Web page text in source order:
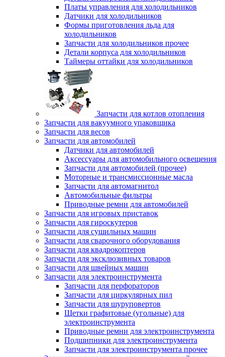
Платы управления для холодильников
Датчики для холодильников
Формы приготовления льда для
холодильников
Запчасти для холодильников прочее
Детали корпуса для холодильников
Таймеры оттайки для холодильников
Запчасти для котлов отопления
Запчасти для вакуумного упаковщика
Запчасти для весов
Запчасти для автомобилей
Датчики для автомобилей
Аксессуары для автомобильного освещения
Запчасти для автомобилей (прочее)
Моторные и трансмиссионные масла
Запчасти для автомагнитол
Автомобильные фильтры
Приводные ремни для автомобилей
Запчасти для игровых приставок
Запчасти для гироскутеров
Запчасти для сушильных машин
Запчасти для сварочного оборудования
Запчасти для квадрокоптеров
Запчасти для эксклюзивных товаров
Запчасти для швейных машин
Запчасти для электроинструмента
Запчасти для перфораторов
Запчасти для циркулярных пил
Запчасти для шуруповертов
Щетки графитовые (угольные) для
электроинструмента
Приводные ремни для электроинструмента
Подшипники для электроинструмента
Запчасти для электроинструмента прочее